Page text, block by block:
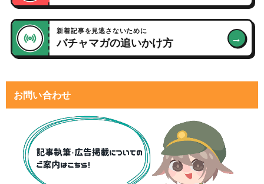
新着記事を見逃さないために
バチャマガの追いかけ方 →
お問い合わせ